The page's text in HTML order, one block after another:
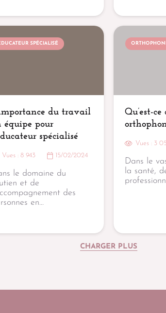
SPÉCIALISÉ
du travail
équipe pour
spécialisé
Vues : 8 943 15/02/2024
le domaine du
et de
des
en…
Qu’est-ce
Vues : 3
Dans le
la santé,
CHARGER PLUS